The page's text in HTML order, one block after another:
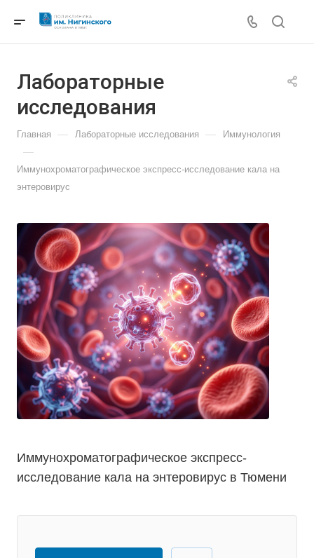
Лабораторные
исследования
Главная — Лабораторные исследования — Иммунология
—
Иммунохроматографическое экспресс-исследование кала на
энтеровирус
Иммунохроматографическое экспресс-
исследование кала на энтеровирус в Тюмени